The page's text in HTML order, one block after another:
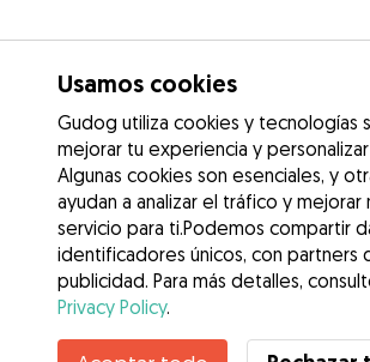
Usamos cookies
Gudog utiliza cookies y tecnologías
mejorar tu experiencia y personalizar
Algunas cookies son esenciales, y
ayudan a analizar el tráfico y mejorar
servicio para ti.Podemos compartir
identificadores únicos, con partners
publicidad. Para más detalles,
Privacy Policy.